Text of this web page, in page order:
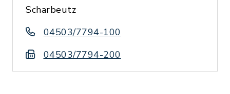
Scharbeutz
04503/7794-100
04503/7794-200